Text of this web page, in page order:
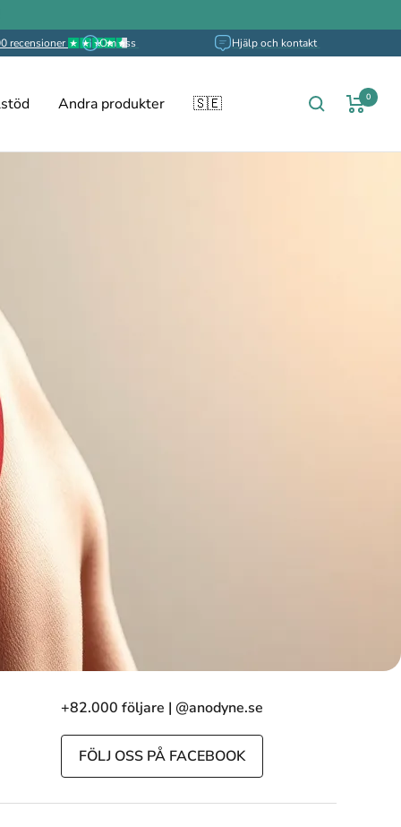
recensioner Om oss Hjälp och kontakt
Andra produkter 🇸🇪 0
+82.000 följare | @anodyne.se
FÖLJ OSS PÅ FACEBOOK